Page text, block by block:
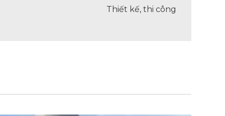
Thiết kế, thi công